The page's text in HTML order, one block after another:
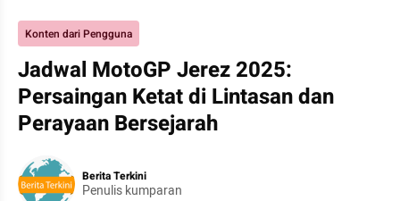
Konten dari Pengguna
Jadwal MotoGP Jerez 2025:
Persaingan Ketat di Lintasan dan
Perayaan Bersejarah
Berita Terkini
Penulis kumparan